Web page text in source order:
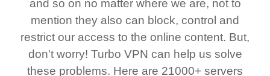
and so on no matter where we are, not to
mention they also can block, control and
restrict our access to the online content. But,
don't worry! Turbo VPN can help us solve
these problems. Here are 21000+ servers